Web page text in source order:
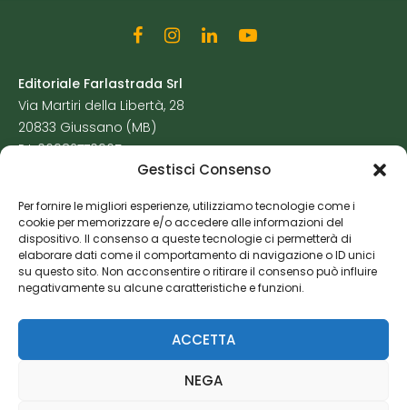
Gestisci Consenso
Per fornire le migliori esperienze, utilizziamo tecnologie come i
cookie per memorizzare e/o accedere alle informazioni del
dispositivo. Il consenso a queste tecnologie ci permetterà di
elaborare dati come il comportamento di navigazione o ID unici
su questo sito. Non acconsentire o ritirare il consenso può influire
negativamente su alcune caratteristiche e funzioni.
ACCETTA
NEGA
Editoriale Farlastrada Srl
Via Martiri della Libertà, 28
20833 Giussano (MB)
P.I. 06982770965
Cookie Policy
Risorse Aggiuntive